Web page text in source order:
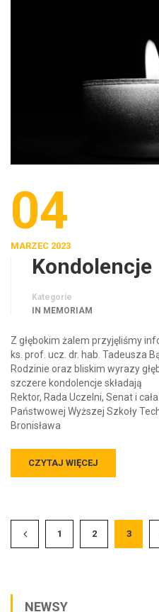
04
MARZEC 2023
Kondolencje
Kategorie
IN MEMORIAM
Z głębokim żalem przyjęliśmy
ks. prof. ucz. dr. hab. Tadeusza
Rodzinie oraz bliskim wyrazy
szczere kondolencje składają
Rektor, Rada Uczelni, Senat i
Państwowej Wyższej Szkoły
Bronisława
CZYTAJ WIĘCEJ
1 2 3
NEWSY